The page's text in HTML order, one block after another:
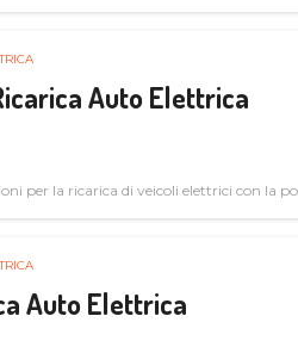
Auto Elettrica
per la ricarica di veicoli elettrici con la
Auto Elettrica